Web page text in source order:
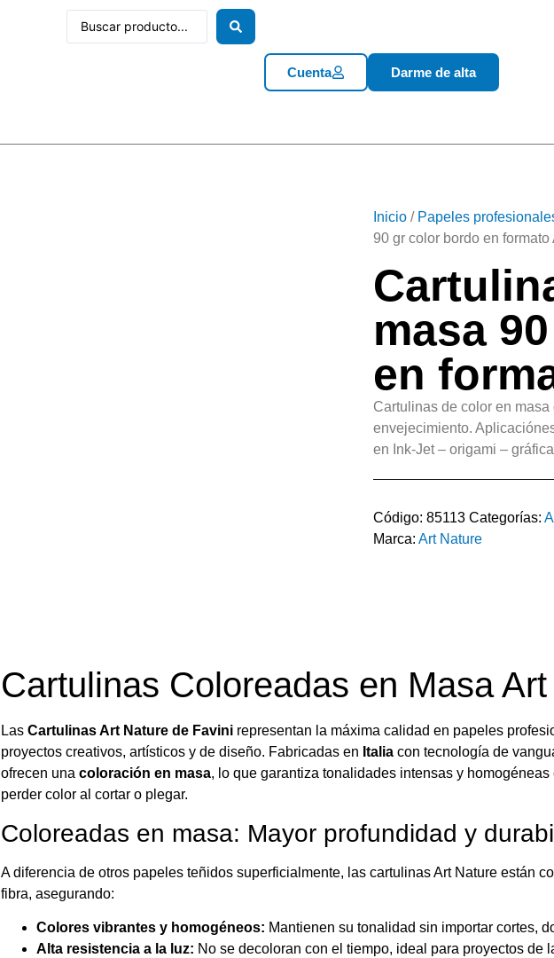
Cuenta Darme de alta
Inicio / Papeles
90 gr color bordo en formato
masa
en
Cartulinas de color en
envejecimiento.
en Ink-Jet – origami –
Código: 85113 Categorías:
Marca: Art Nature
Cartulinas Coloreadas en Masa
Las Cartulinas Art Nature de Favini representan la máxima calidad en papeles
proyectos creativos, artísticos y de diseño. Fabricadas en Italia con tecnología de
ofrecen una coloración en masa, lo que garantiza tonalidades intensas y
perder color al cortar o plegar.
Coloreadas en masa: Mayor profundidad y
A diferencia de otros papeles teñidos superficialmente, las cartulinas Art Nature están
fibra, asegurando:
Colores vibrantes y homogéneos: Mantienen su tonalidad sin importar cortes,
Alta resistencia a la luz: No se decoloran con el tiempo, ideal para proyectos de